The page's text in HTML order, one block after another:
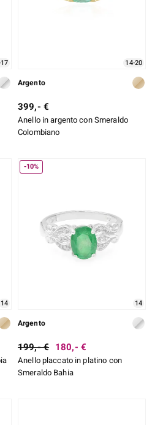
14-20
Argento
399,- €
Anello in argento con Smeraldo
Colombiano
14
-10%
14
Argento
199,- € 180,- €
Anello placcato in platino con
Smeraldo Bahia